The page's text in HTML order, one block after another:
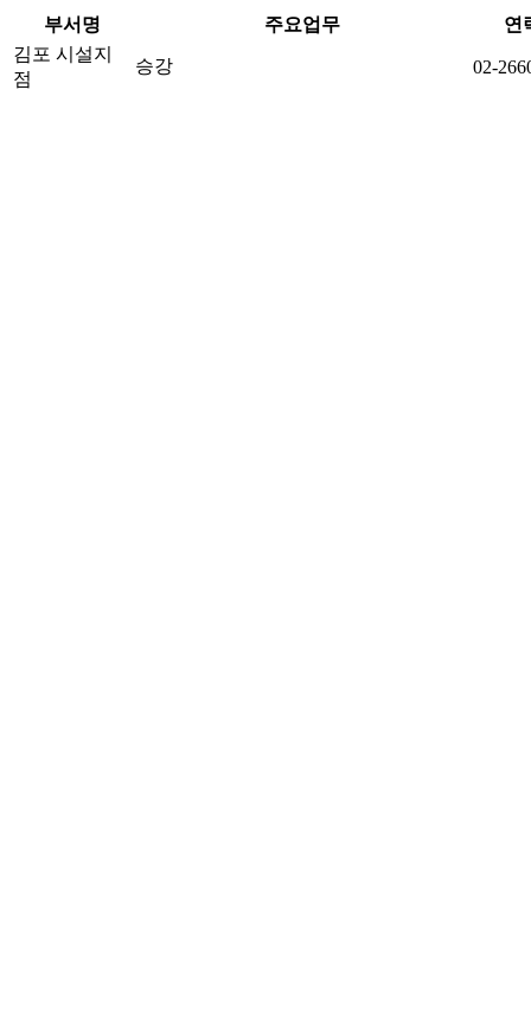
부서명 주요업무
연
김포 시설지
점
승강 02-